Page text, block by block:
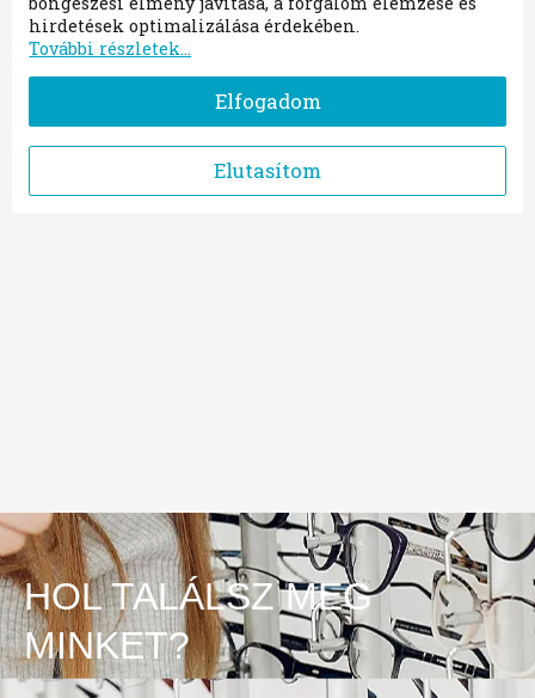
HOL TALÁLSZ MEG
MINKET?